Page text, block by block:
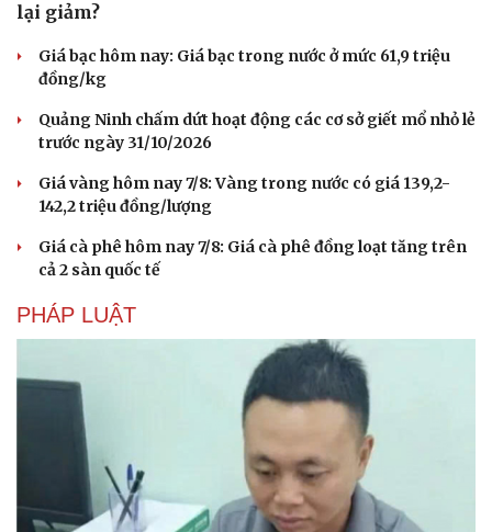
lại giảm?
Giá bạc hôm nay: Giá bạc trong nước ở mức 61,9 triệu
đồng/kg
Quảng Ninh chấm dứt hoạt động các cơ sở giết mổ nhỏ lẻ
trước ngày 31/10/2026
Giá vàng hôm nay 7/8: Vàng trong nước có giá 139,2-
142,2 triệu đồng/lượng
Giá cà phê hôm nay 7/8: Giá cà phê đồng loạt tăng trên
cả 2 sàn quốc tế
PHÁP LUẬT